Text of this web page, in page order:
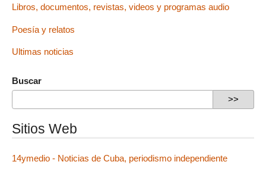
Libros, documentos, revistas, videos y programas audio
Poesía y relatos
Ultimas noticias
Buscar
Sitios Web
14ymedio - Noticias de Cuba, periodismo independiente